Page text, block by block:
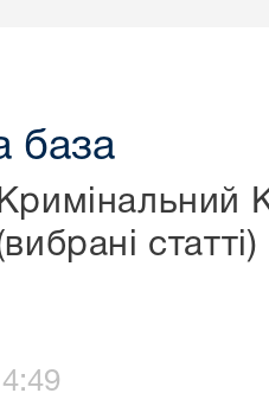
база
Кримінальний
статті)